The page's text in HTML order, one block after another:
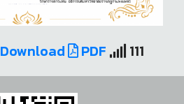
Download PDF 111